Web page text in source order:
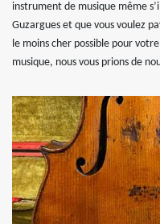
instrument de musique même
Guzargues et que vous voulez
le moins cher possible pour
musique, nous vous prions de